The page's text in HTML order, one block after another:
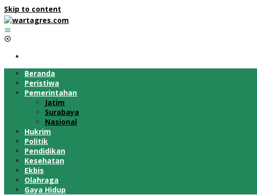
Skip to content
Beranda
Peristiwa
Pemerintahan
Jatim
Surabaya
Nasional
Hukrim
Politik
Pendidikan
Kesehatan
Ekbis
Olahraga
Gaya Hidup